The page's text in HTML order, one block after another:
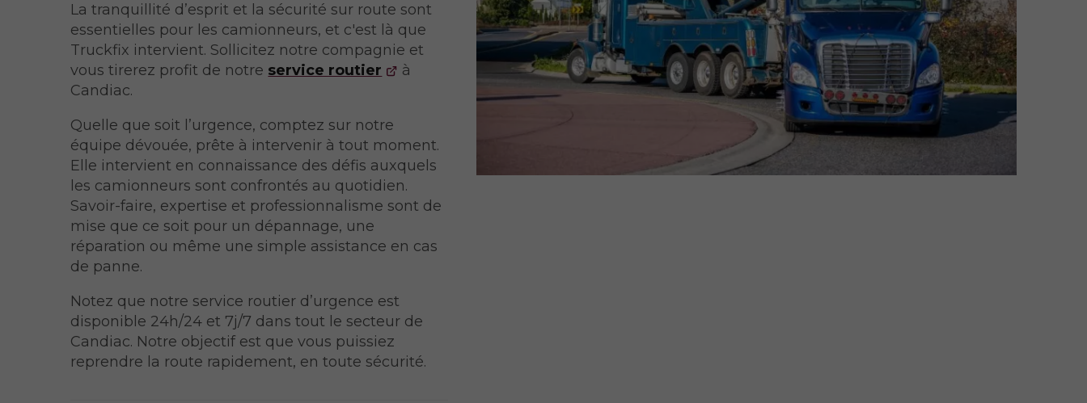
La tranquillité d’esprit et la sécurité sur route sont
essentielles pour les camionneurs, et c'est là que
Truckfix intervient. Sollicitez notre compagnie et
vous tirerez profit de notre service routier
à
Candiac.
Quelle que soit l’urgence, comptez sur notre
équipe dévouée, prête à intervenir à tout moment.
Elle intervient en connaissance des défis auxquels
les camionneurs sont confrontés au quotidien.
Savoir-faire, expertise et professionnalisme sont de
mise que ce soit pour un dépannage, une
réparation ou même une simple assistance en cas
de panne.
Notez que notre service routier d’urgence est
disponible 24h/24 et 7j/7 dans tout le secteur de
Candiac. Notre objectif est que vous puissiez
reprendre la route rapidement, en toute sécurité.